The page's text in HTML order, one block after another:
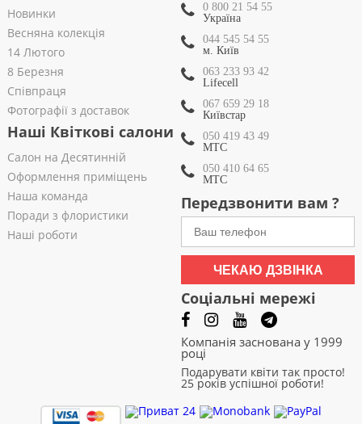
Новинки
Весняна колекція
14 Лютого
8 Березня
Співпраця
Фотографії з доставок
Наші Квіткові салони
Салон на Десятинній
Оформлення приміщень
Наша команда
Поради з флористики
Наші роботи
0 800 21 54 55
Україна
044 545 54 55
м. Київ
063 233 93 42
Lifecell
067 659 29 18
Київстар
050 419 43 49
МТС
050 410 64 65
МТС
Передзвонити вам ?
ЧЕКАЮ ДЗВІНКА
Соціальні мережі
Компанія заснована у 1999
році
Подарувати квіти так просто!
25 років успішної роботи!